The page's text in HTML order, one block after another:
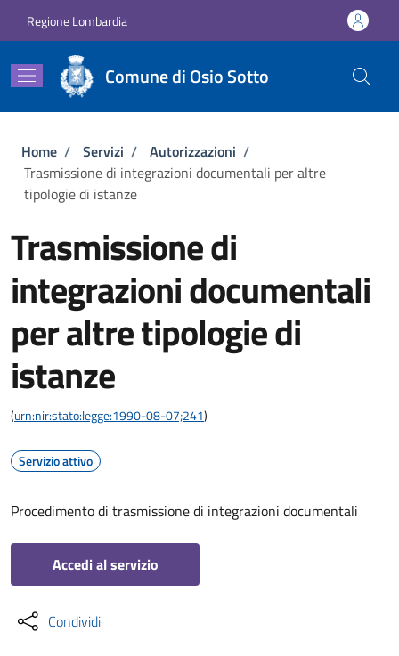
Regione Lombardia
Comune di Osio Sotto
Briciole di pane
Home / Servizi / Autorizzazioni /
Trasmissione di integrazioni documentali per altre
tipologie di istanze
Trasmissione di
integrazioni documentali
per altre tipologie di
istanze
(urn:nir:stato:legge:1990-08-07;241)
Servizio attivo
Procedimento di trasmissione di integrazioni documentali
Accedi al servizio
Condividi